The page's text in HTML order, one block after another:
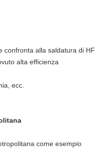
confronta alla saldatura di
alta efficienza
ecc.
come esempio